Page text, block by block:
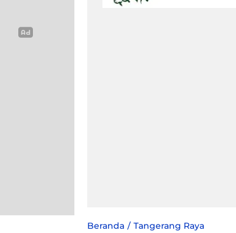
Beranda Tangerang Raya